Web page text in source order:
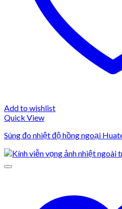
Add to wishlist
Quick View
Súng đo nhiệt độ hồng ngoại